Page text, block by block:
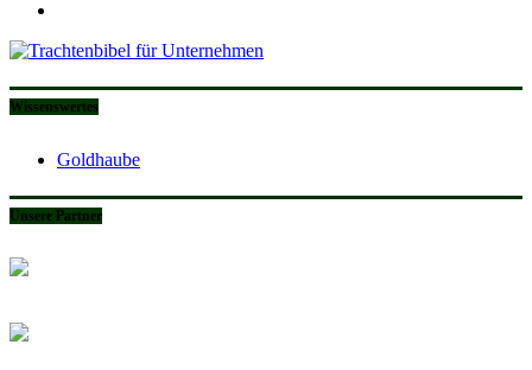
Wissenswertes
Goldhaube
Unsere Partner